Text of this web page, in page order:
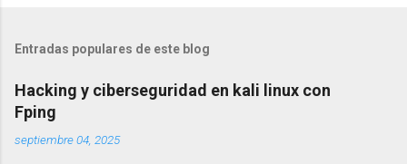
Entradas populares de este blog
Hacking y ciberseguridad en kali linux con
Fping
septiembre 04, 2025